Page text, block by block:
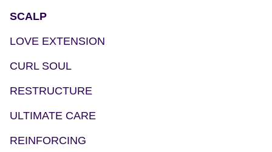
SCALP
LOVE EXTENSION
CURL SOUL
RESTRUCTURE
ULTIMATE CARE
REINFORCING